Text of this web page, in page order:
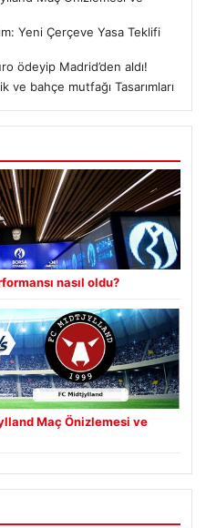
Yeni Çerçeve Yasa Teklifi
ödeyip Madrid’den aldı!
ve bahçe mutfağı Tasarımları
nasıl oldu?
Maç Önizlemesi ve